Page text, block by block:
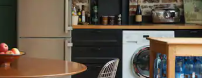
hacia arriba y hacia abajo o explorá deslizando el dedo.